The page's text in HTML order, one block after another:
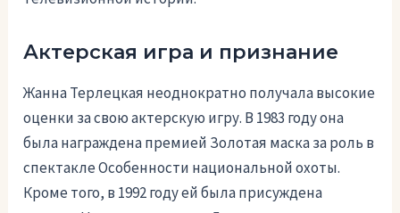
Актерская игра и признание
Жанна Терлецкая неоднократно получала высокие
оценки за свою актерскую игру. В 1983 году она
была награждена премией Золотая маска за роль в
спектакле Особенности национальной охоты.
Кроме того, в 1992 году ей была присуждена